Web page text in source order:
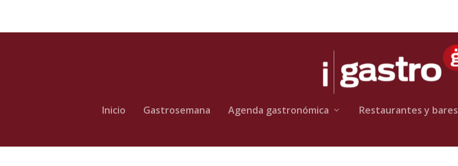
Inicio Gastrosemana Agenda gastronómica Restaurantes y bares